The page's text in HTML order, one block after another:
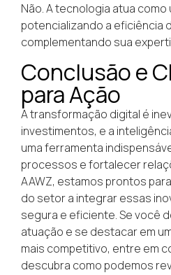
Não. A tecnologia atua como
potencializando a eficiência
complementando sua
Conclusão e
para Ação
A transformação digital é
investimentos, e a
uma ferramenta
processos e fortalecer
AAWZ, estamos prontos
do setor a integrar essas
segura e eficiente. Se você
atuação e se destacar em
mais competitivo, entre em
descubra como podemos